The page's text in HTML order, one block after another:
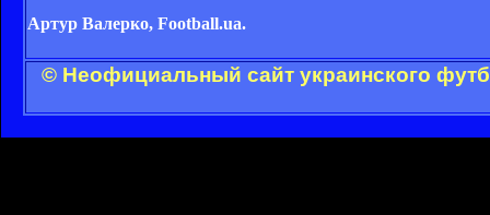
Артур Валерко, Football.ua.
© Неофициальный сайт украинского